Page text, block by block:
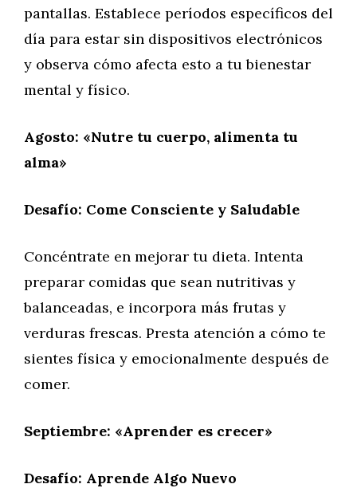
pantallas. Establece períodos específicos del
día para estar sin dispositivos electrónicos
y observa cómo afecta esto a tu bienestar
mental y físico.
Agosto: «Nutre tu cuerpo, alimenta tu
alma»
Desafío: Come Consciente y Saludable
Concéntrate en mejorar tu dieta. Intenta
preparar comidas que sean nutritivas y
balanceadas, e incorpora más frutas y
verduras frescas. Presta atención a cómo te
sientes física y emocionalmente después de
comer.
Septiembre: «Aprender es crecer»
Desafío: Aprende Algo Nuevo